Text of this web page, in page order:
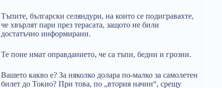
Тъпите, български селяндури, на които се подигравахте,
че хвърлят пари през терасата, защото не били
достатъчно информирани.
Те поне имат оправданието, че са тъпи, бедни и грозни.
Вашето какво е? За няколко долара по-малко за самолетен
билет до Токио? При това, по „втория начин“, срещу